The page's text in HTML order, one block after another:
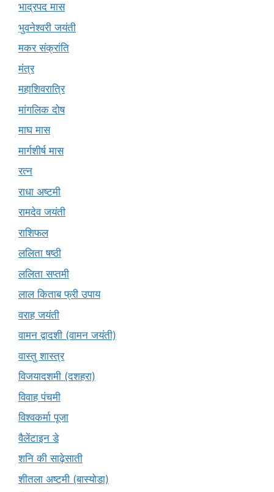
भाद्रपद मास
भुवनेश्वरी जयंती
मकर संक्रांति
मंत्र
महाशिवरात्रि
मांगलिक दोष
माघ मास
मार्गशीर्ष मास
रत्न
राधा अष्टमी
रामदेव जयंती
राशिफल
ललिता षष्ठी
ललिता सप्तमी
लाल किताब फ्री उपाय
वराह जयंती
वामन द्वादशी (वामन जयंती)
वास्तु शास्त्र
विजयादशमी (दशहरा)
विवाह पंचमी
विश्वकर्मा पूजा
वैलेंटाइन डे
शनि की साढ़ेसाती
शीतला अष्टमी (बास्योडा)